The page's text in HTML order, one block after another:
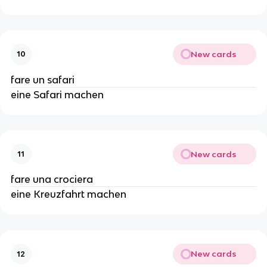
10 New cards
fare un safari
eine Safari machen
11 New cards
fare una crociera
eine Kreuzfahrt machen
12 New cards